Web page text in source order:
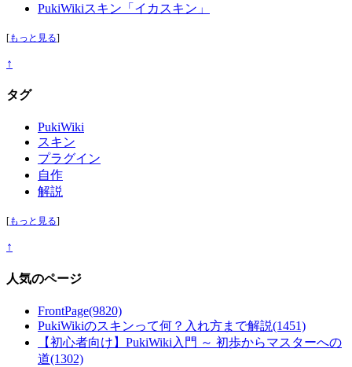
PukiWikiスキン「イカスキン」
[もっと見る]
↑
タグ
PukiWiki
スキン
プラグイン
自作
解説
[もっと見る]
↑
人気のページ
FrontPage(9820)
PukiWikiのスキンって何？入れ方まで解説(1451)
【初心者向け】PukiWiki入門 ～ 初歩からマスターへの
道(1302)